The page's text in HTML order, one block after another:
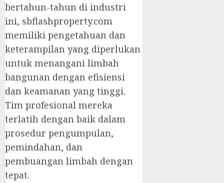
bertahun-tahun di industri
ini, sbflashproperty.com
memiliki pengetahuan dan
keterampilan yang diperlukan
untuk menangani limbah
bangunan dengan efisiensi
dan keamanan yang tinggi.
Tim profesional mereka
terlatih dengan baik dalam
prosedur pengumpulan,
pemindahan, dan
pembuangan limbah dengan
tepat.